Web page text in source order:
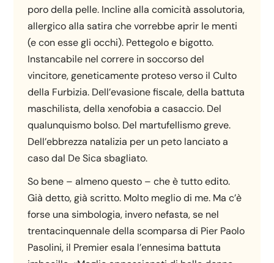
poro della pelle. Incline alla comicità assolutoria,
allergico alla satira che vorrebbe aprir le menti
(e con esse gli occhi). Pettegolo e bigotto.
Instancabile nel correre in soccorso del
vincitore, geneticamente proteso verso il Culto
della Furbizia. Dell’evasione fiscale, della battuta
maschilista, della xenofobia a casaccio. Del
qualunquismo bolso. Del martufellismo greve.
Dell’ebbrezza natalizia per un peto lanciato a
caso dal De Sica sbagliato.
So bene – almeno questo – che è tutto edito.
Già detto, già scritto. Molto meglio di me. Ma c’è
forse una simbologia, invero nefasta, se nel
trentacinquennale della scomparsa di Pier Paolo
Pasolini, il Premier esala l’ennesima battuta